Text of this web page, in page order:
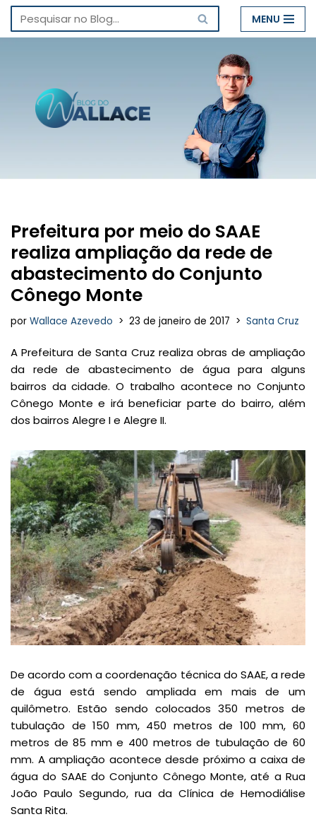
Pular
conteúdo
MENU
Prefeitura por meio do SAAE
realiza ampliação da rede de
abastecimento do Conjunto
Cônego Monte
por Wallace Azevedo 23 de janeiro de 2017 Santa Cruz
A Prefeitura de Santa Cruz realiza obras de ampliação
da rede de abastecimento de água para alguns
bairros da cidade. O trabalho acontece no Conjunto
Cônego Monte e irá beneficiar parte do bairro, além
dos bairros Alegre I e Alegre II.
De acordo com a coordenação técnica do SAAE, a rede
de água está sendo ampliada em mais de um
quilômetro. Estão sendo colocados 350 metros de
tubulação de 150 mm, 450 metros de 100 mm, 60
metros de 85 mm e 400 metros de tubulação de 60
mm. A ampliação acontece desde próximo a caixa de
água do SAAE do Conjunto Cônego Monte, até a Rua
João Paulo Segundo, rua da Clínica de Hemodiálise
Santa Rita.